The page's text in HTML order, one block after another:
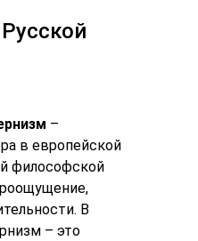
–
в европейской
философской
В
– это